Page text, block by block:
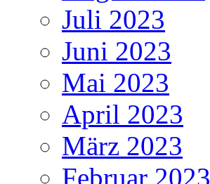
Juli 2023
Juni 2023
Mai 2023
April 2023
März 2023
Februar 2023